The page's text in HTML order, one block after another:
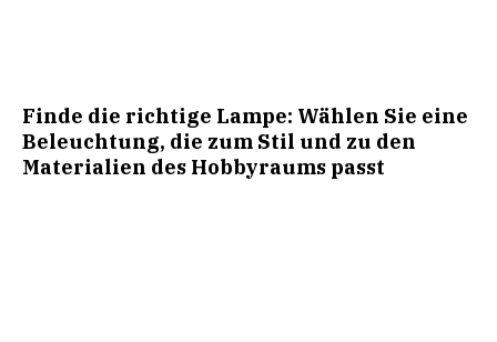
Finde die richtige Lampe: Wählen Sie eine
Beleuchtung, die zum Stil und zu den
Materialien des Hobbyraums passt